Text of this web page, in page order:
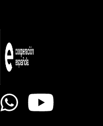
WhatsappYoutube